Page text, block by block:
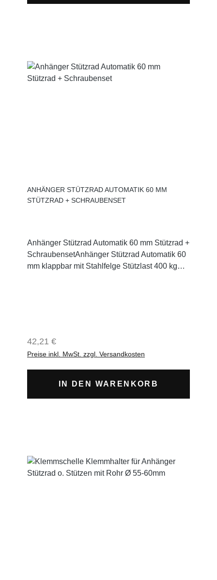
ANHÄNGER STÜTZRAD AUTOMATIK 60 MM
STÜTZRAD + SCHRAUBENSET
Anhänger Stützrad Automatik 60 mm Stützrad +
SchraubensetAnhänger Stützrad Automatik 60
mm klappbar mit Stahlfelge Stützlast 400 kg
Regulärer Preis:
42,21 €
Preise inkl. MwSt. zzgl. Versandkosten
IN DEN WARENKORB